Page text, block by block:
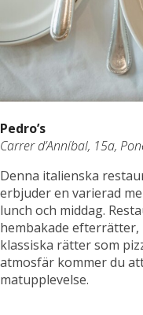
Pedro’s
Carrer d’Anníbal, 15a,
Denna italienska
erbjuder en varierad
lunch och middag.
hembakade
klassiska rätter som
atmosfär kommer du
matupplevelse.